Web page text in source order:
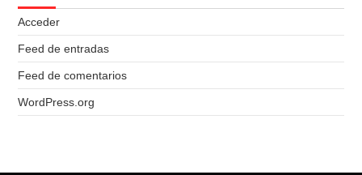
Acceder
Feed de entradas
Feed de comentarios
WordPress.org